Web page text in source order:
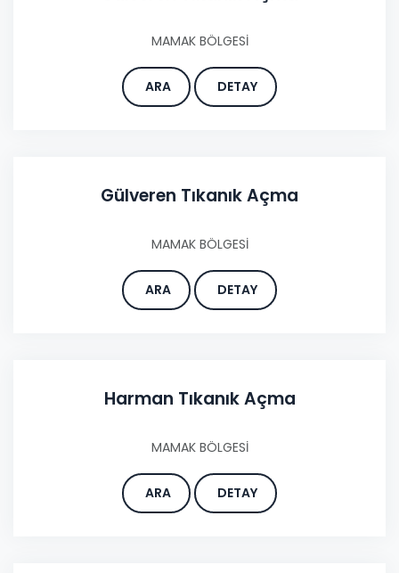
MAMAK BÖLGESİ
ARA DETAY
Gülveren Tıkanık Açma
MAMAK BÖLGESİ
ARA DETAY
Harman Tıkanık Açma
MAMAK BÖLGESİ
ARA DETAY